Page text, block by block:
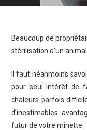
Beaucoup de
stérilisation d’un
Il faut néanmoins
pour seul intérêt de
chaleurs parfois
d’inestimables
futur de votre minette.